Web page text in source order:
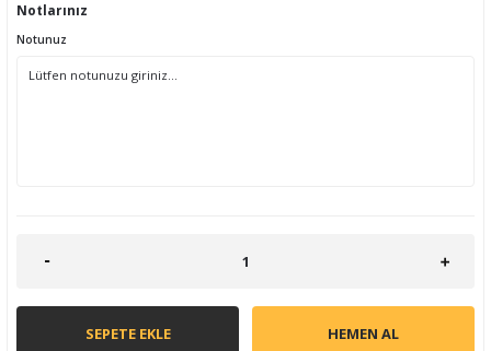
Notlarınız
Notunuz
SEPETE EKLE HEMEN AL